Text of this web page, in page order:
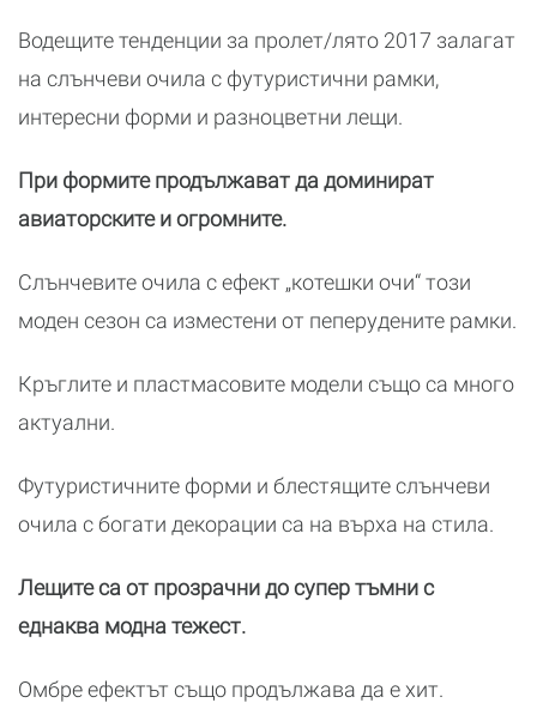
Водещите тенденции за пролет/лято 2017 залагат
на слънчеви очила с футуристични рамки,
интересни форми и разноцветни лещи.
При формите продължават да доминират
авиаторските и огромните.
Слънчевите очила с ефект „котешки очи“ този
моден сезон са изместени от пеперудените рамки.
Кръглите и пластмасовите модели също са много
актуални.
Футуристичните форми и блестящите слънчеви
очила с богати декорации са на върха на стила.
Лещите са от прозрачни до супер тъмни с
еднаква модна тежест.
Омбре ефектът също продължава да е хит.